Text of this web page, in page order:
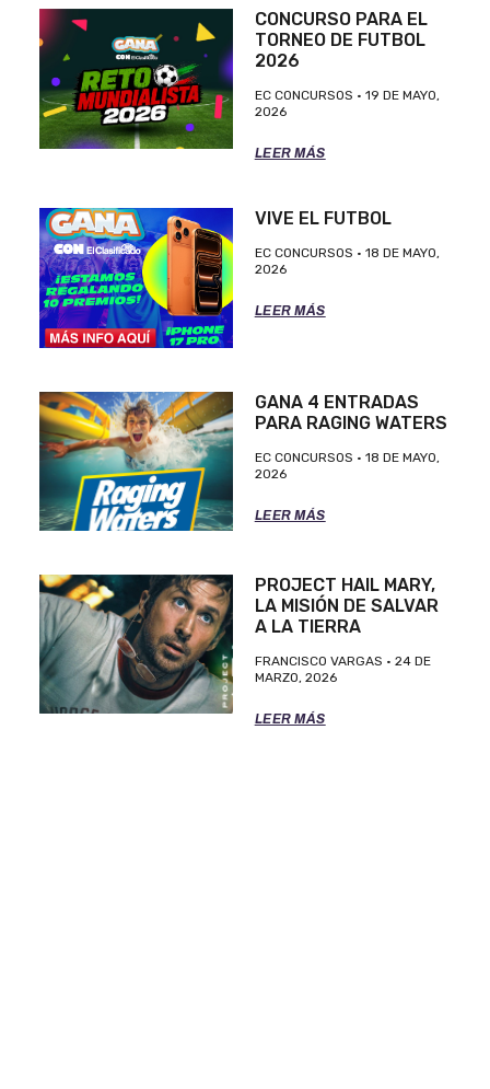
CONCURSO PARA EL
TORNEO DE FUTBOL
2026
EC CONCURSOS
19 DE MAYO,
2026
LEER MÁS
VIVE EL FUTBOL
EC CONCURSOS
18 DE MAYO,
2026
LEER MÁS
GANA 4 ENTRADAS
PARA RAGING WATERS
EC CONCURSOS
18 DE MAYO,
2026
LEER MÁS
PROJECT HAIL MARY,
LA MISIÓN DE SALVAR
A LA TIERRA
FRANCISCO VARGAS
24 DE
MARZO, 2026
LEER MÁS